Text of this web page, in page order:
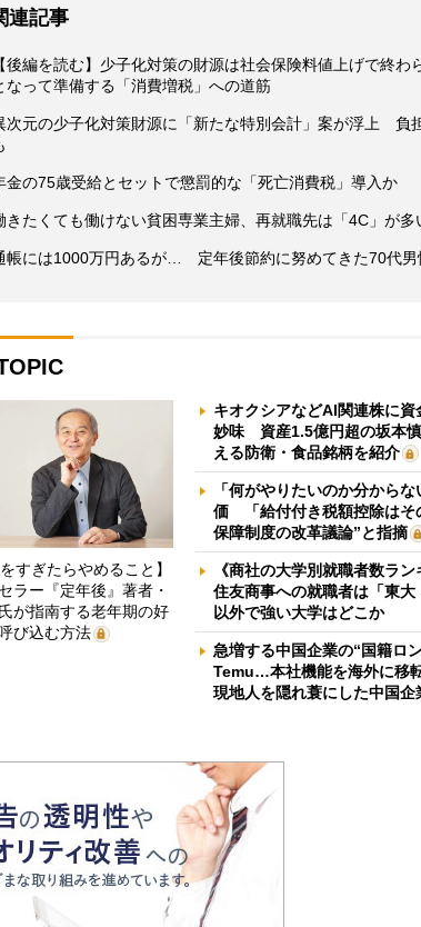
連記事
【後編を読む】少子化対策の財源は社会保険料値上げで終
なって準備する「消費増税」への道筋
次元の少子化対策財源に「新たな特別会計」案が浮上 負
金の75歳受給とセットで懲罰的な「死亡消費税」導入か
きたくても働けない貧困専業主婦、再就職先は「4C」が多
帳には1000万円あるが… 定年後節約に努めてきた70代男
をすぎたらやめること】
ラー『定年後』著者・
が指南する老年期の好
び込む方法
キオクシアなどAI関連株に
妙味 資産1.5億円超の坂本
える防衛・食品銘柄を紹介
「何がやりたいのか分から
価 「給付付き税額控除はそ
保障制度の改革議論”と指摘
《商社の大学別就職者数ラ
住友商事への就職者は「東
以外で強い大学はどこか
急増する中国企業の“国籍ロ
Temu…本社機能を海外に移
現地人を隠れ蓑にした中国